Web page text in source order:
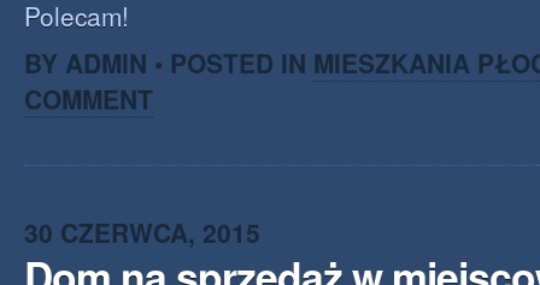
Polecam!
BY ADMIN • POSTED IN MIESZKANIA
COMMENT
30 CZERWCA, 2015